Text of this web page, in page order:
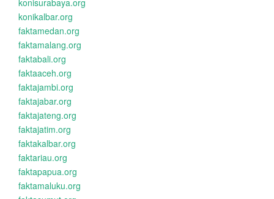
konisurabaya.org
konikalbar.org
faktamedan.org
faktamalang.org
faktabali.org
faktaaceh.org
faktajambi.org
faktajabar.org
faktajateng.org
faktajatim.org
faktakalbar.org
faktariau.org
faktapapua.org
faktamaluku.org